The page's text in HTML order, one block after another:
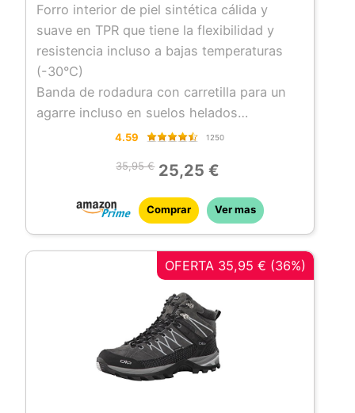
Forro interior de piel sintética cálida y
suave en TPR que tiene la flexibilidad y
resistencia incluso a bajas temperaturas
(-30°C)
Banda de rodadura con carretilla para un
agarre incluso en suelos helados
Completa impermeabilidad de la galaxia
4.59 1250
35,95 € 25,25 €
Comprar Ver mas
OFERTA 35,95 € (36%)